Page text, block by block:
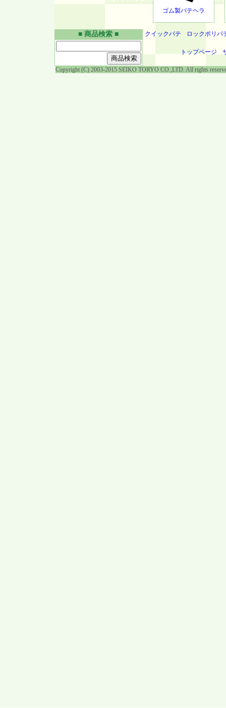
ゴム製パテヘラ
クイックパテ ロックポリパ
トップページ
■ 商品検索 ■
Copyright (C) 2003-2015 SEIKO TORYO CO.,LTD. All rights